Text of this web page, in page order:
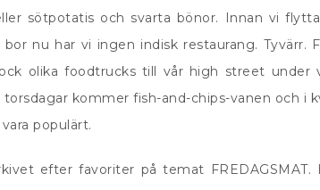
sötpotatis och svarta bönor. Innan vi
nu har vi ingen indisk restaurang. Tyvärr.
olika foodtrucks till vår high street under
torsdagar kommer fish-and-chips-vanen och i
populärt.
efter favoriter på temat